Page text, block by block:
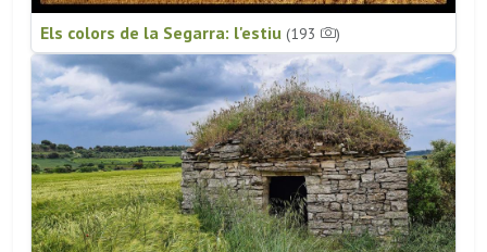
Els colors de la Segarra: l'estiu (193 )